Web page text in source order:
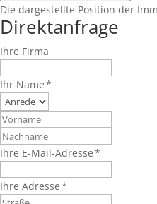
Die dargestellte Position der
Direktanfrage
Ihre Firma
Ihr Name *
Ihre E-Mail-Adresse *
Ihre Adresse *